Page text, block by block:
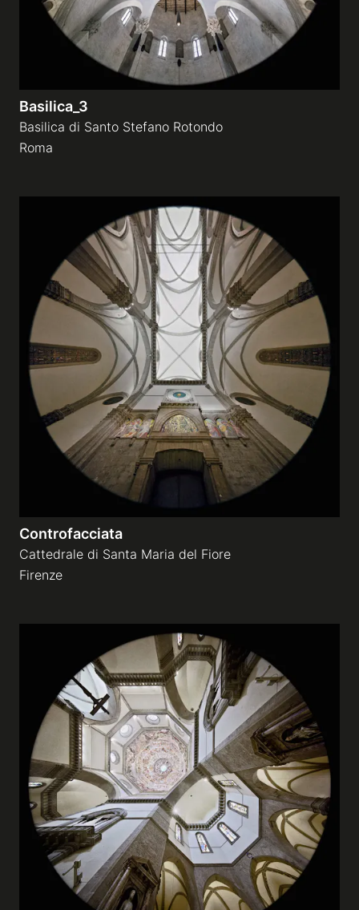
Basilica_3
Basilica di Santo Stefano Rotondo
Roma
Controfacciata
Cattedrale di Santa Maria del Fiore
Firenze